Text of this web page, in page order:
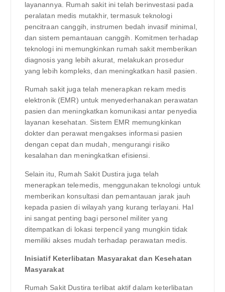
layanannya. Rumah sakit ini telah berinvestasi pada
peralatan medis mutakhir, termasuk teknologi
pencitraan canggih, instrumen bedah invasif minimal,
dan sistem pemantauan canggih. Komitmen terhadap
teknologi ini memungkinkan rumah sakit memberikan
diagnosis yang lebih akurat, melakukan prosedur
yang lebih kompleks, dan meningkatkan hasil pasien.
Rumah sakit juga telah menerapkan rekam medis
elektronik (EMR) untuk menyederhanakan perawatan
pasien dan meningkatkan komunikasi antar penyedia
layanan kesehatan. Sistem EMR memungkinkan
dokter dan perawat mengakses informasi pasien
dengan cepat dan mudah, mengurangi risiko
kesalahan dan meningkatkan efisiensi.
Selain itu, Rumah Sakit Dustira juga telah
menerapkan telemedis, menggunakan teknologi untuk
memberikan konsultasi dan pemantauan jarak jauh
kepada pasien di wilayah yang kurang terlayani. Hal
ini sangat penting bagi personel militer yang
ditempatkan di lokasi terpencil yang mungkin tidak
memiliki akses mudah terhadap perawatan medis.
Inisiatif Keterlibatan Masyarakat dan Kesehatan
Masyarakat
Rumah Sakit Dustira terlibat aktif dalam keterlibatan